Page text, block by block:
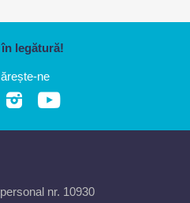
în legătură!
ne
nr. 10930